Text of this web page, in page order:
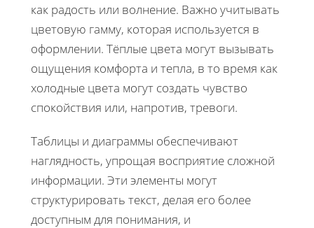
как радость или волнение. Важно учитывать
цветовую гамму, которая используется в
оформлении. Тёплые цвета могут вызывать
ощущения комфорта и тепла, в то время как
холодные цвета могут создать чувство
спокойствия или, напротив, тревоги.
Таблицы и диаграммы обеспечивают
наглядность, упрощая восприятие сложной
информации. Эти элементы могут
структурировать текст, делая его более
доступным для понимания, и